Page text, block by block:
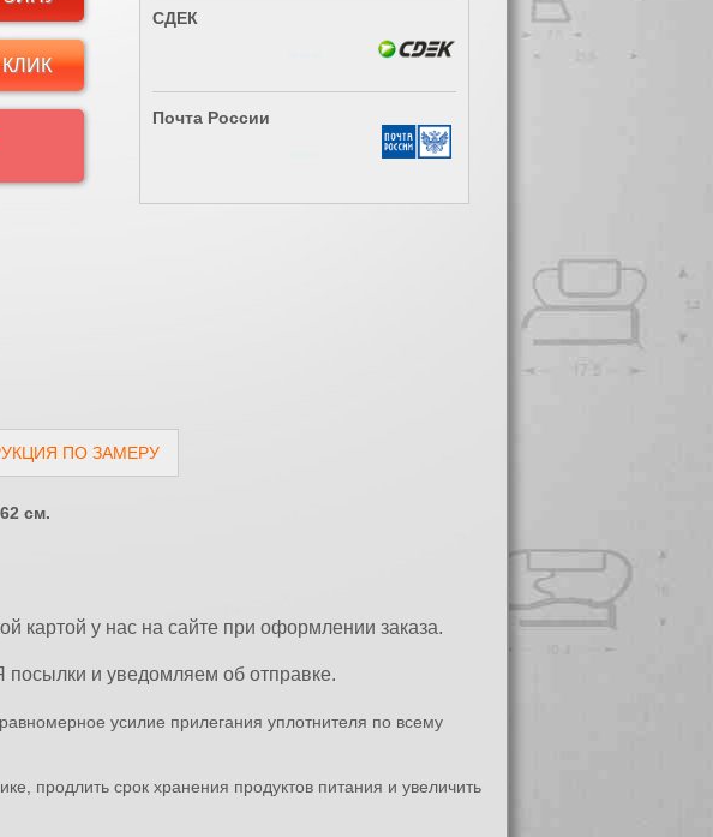
СДЕК
Почта России
ПО ЗАМЕРУ
см.
у нас на сайте при оформлении заказа.
и уведомляем об отправке.
усилие прилегания уплотнителя по всему
продлить срок хранения продуктов питания и увеличить